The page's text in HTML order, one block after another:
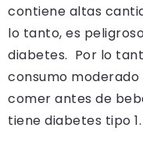
contiene altas
lo tanto, es
diabetes. Por lo
consumo
comer antes de
tiene diabetes tipo 1.